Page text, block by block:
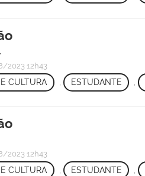
2023 12h43
CULTURA , ESTUDANTE ,
2023 12h43
CULTURA ESTUDANTE ,